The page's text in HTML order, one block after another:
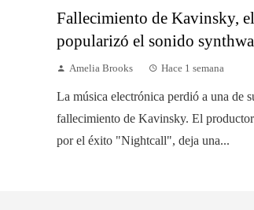
Fallecimiento de Kavinsky,
popularizó el sonido
Amelia Brooks Hace 1 semana
La música electrónica perdió a una de
fallecimiento de Kavinsky. El
por el éxito "Nightcall", deja una...